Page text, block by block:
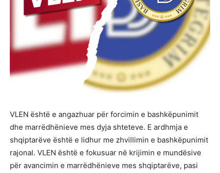
VLEN është e angazhuar për forcimin e bashkëpunimit
dhe marrëdhënieve mes dyja shteteve. E ardhmja e
shqiptarëve është e lidhur me zhvillimin e bashkëpunimit
rajonal. VLEN është e fokusuar në krijimin e mundësive
për avancimin e marrëdhënieve mes shqiptarëve, pasi